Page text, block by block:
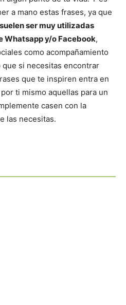
a mano estas frases, ya que
ser muy utilizadas
Whatsapp y/o Facebook,
como acompañamiento
si necesitas encontrar
que te inspiren entra en
ti mismo aquellas para un
casen con la
las necesitas.